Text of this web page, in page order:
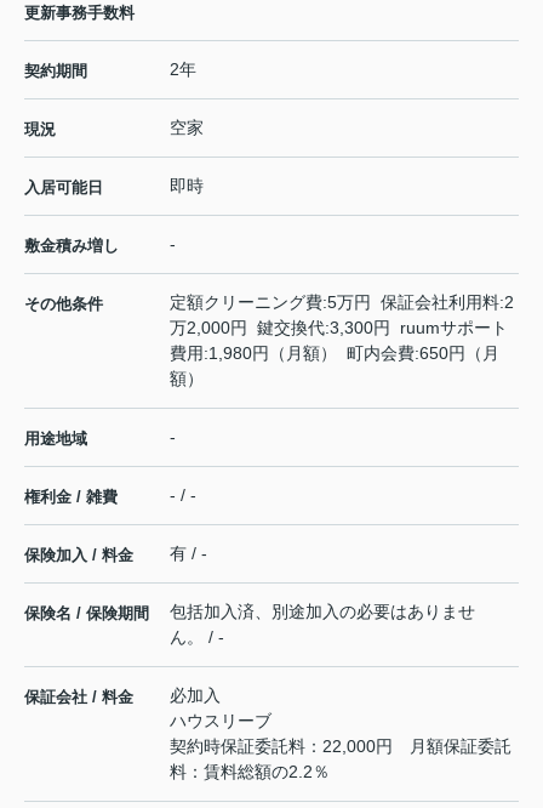
更新事務手数料
契約期間 2年
現況 空家
入居可能日 即時
敷金積み増し -
その他条件
定額クリーニング費:5万円 保証会社利用料:2
万2,000円 鍵交換代:3,300円 ruumサポート
費用:1,980円（月額） 町内会費:650円（月
額）
用途地域 -
権利金 / 雑費 - / -
保険加入 / 料金 有 / -
保険名 / 保険期間
包括加入済、別途加入の必要はありませ
ん。 / -
保証会社 / 料金
必加入
ハウスリーブ
契約時保証委託料：22,000円 月額保証委託
料：賃料総額の2.2％